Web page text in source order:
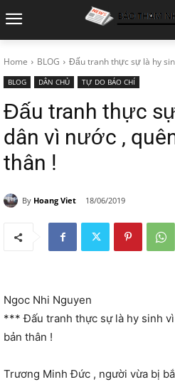
Home BLOG Đấu tranh thực sự là hy
BLOG DÂN CHỦ TỰ DO BÁO CHÍ
Đấu tranh thực
dân vì nước ,
thân !
By Hoang Viet 18/06/2019
Ngoc Nhi Nguyen
*** Đấu tranh thực sự là hy sinh
bản thân !
Trương Minh Đức , người vừa bị